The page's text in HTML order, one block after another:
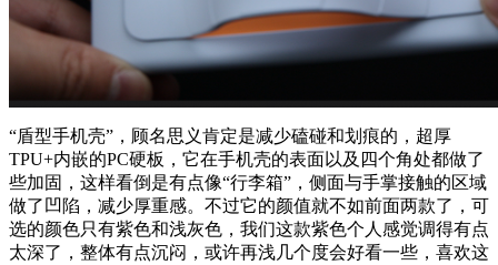
“盾型手机壳”，顾名思义肯定是减少磕碰和划痕的，超厚
TPU+内嵌的PC硬板，它在手机壳的表面以及四个角处都做了
些加固，这样看倒是有点像“行李箱”，侧面与手掌接触的区域
做了凹陷，减少厚重感。不过它的颜值就不如前面两款了，可
选的颜色只有紫色和浅灰色，我们这款紫色个人感觉调得有点
太深了，整体有点沉闷，或许再浅几个度会好看一些，喜欢这